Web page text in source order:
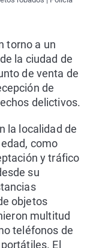
torno a un
la ciudad de
de venta de
de
delictivos.
la localidad de
como
y tráfico
su
objetos
multitud
teléfonos de
El